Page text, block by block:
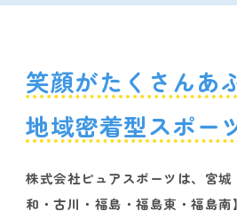
笑顔がたくさんあ
地域密着型スポー
株式会社ピュアスポーツは、宮
和・古川・福島・福島東・福島